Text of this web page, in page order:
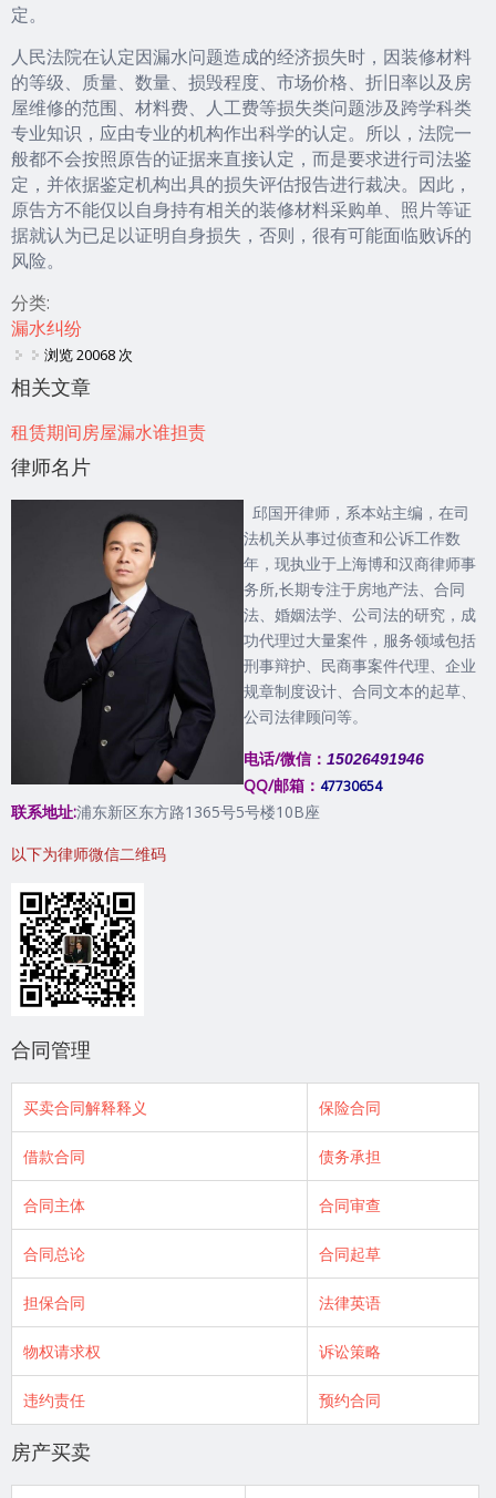
定。
人民法院在认定因漏水问题造成的经济损失时，因装修材料
的等级、质量、数量、损毁程度、市场价格、折旧率以及房
屋维修的范围、材料费、人工费等损失类问题涉及跨学科类
专业知识，应由专业的机构作出科学的认定。所以，法院一
般都不会按照原告的证据来直接认定，而是要求进行司法鉴
定，并依据鉴定机构出具的损失评估报告进行裁决。因此，
原告方不能仅以自身持有相关的装修材料采购单、照片等证
据就认为已足以证明自身损失，否则，很有可能面临败诉的
风险。
分类:
漏水纠纷
浏览 20068 次
相关文章
租赁期间房屋漏水谁担责
律师名片
邱国开律师，系本站主编，在司
法机关从事过侦查和公诉工作数
年，现执业于上海博和汉商律师事
务所,长期专注于房地产法、合同
法、婚姻法学、公司法的研究，成
功代理过大量案件，服务领域包括
刑事辩护、民商事案件代理、企业
规章制度设计、合同文本的起草、
公司法律顾问等。
电话/微信： 15026491946
QQ/邮箱： 47730654
联系地址:浦东新区东方路1365号5号楼10B座
以下为律师微信二维码
合同管理
买卖合同解释释义 保险合同
借款合同 债务承担
合同主体 合同审查
合同总论 合同起草
担保合同 法律英语
物权请求权 诉讼策略
违约责任 预约合同
房产买卖